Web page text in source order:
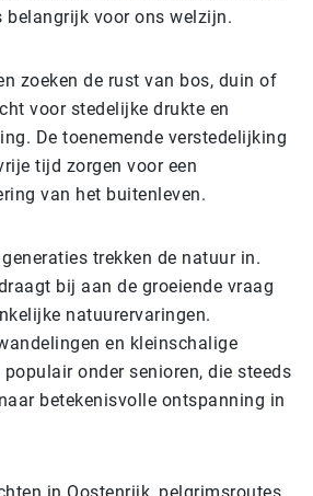
voor ons welzijn.
zoeken de rust van bos, duin of
voor stedelijke drukte en
De toenemende verstedelijking
tijd zorgen voor een
van het buitenleven.
trekken de natuur in.
bij aan de groeiende vraag
natuurervaringen.
en kleinschalige
onder senioren, die steeds
betekenisvolle ontspanning in
in Oostenrijk, pelgrimsroutes